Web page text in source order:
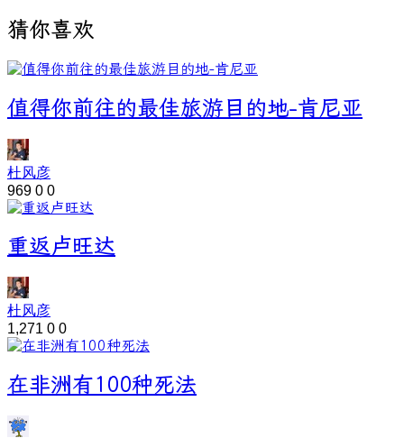
猜你喜欢
值得你前往的最佳旅游目的地-肯尼亚
杜风彦
969 0 0
重返卢旺达
杜风彦
1,271 0 0
在非洲有100种死法